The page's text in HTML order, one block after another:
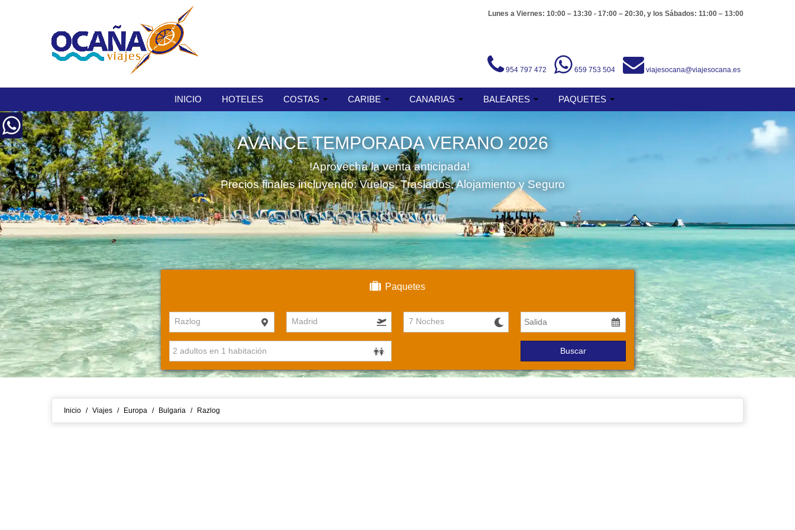
Lunes a Viernes: 10:00 – 13:30 - 17:00 – 20:30, y los Sábados: 11:00 – 13:00
954 797 472 659 753 504 viajesocana@viajesocana.es
INICIO HOTELES COSTAS CARIBE CANARIAS BALEARES PAQUETES
AVANCE TEMPORADA VERANO 2026
!Aprovecha la venta anticipada!
Precios finales incluyendo: Vuelos, Traslados, Alojamiento y Seguro
Paquetes
Razlog Madrid 7 Noches
Buscar
Inicio / Viajes / Europa / Bulgaria / Razlog